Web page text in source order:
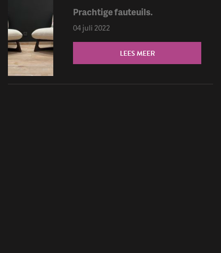
Prachtige fauteuils.
04 juli 2022
LEES MEER